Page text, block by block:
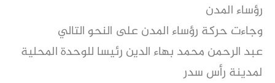
رؤساء المدن
وجاءت حركة رؤساء المدن على النحو التالي
عبد الرحمن محمد بهاء الدين رئيسا للوحدة المحلية
لمدينة رأس سدر